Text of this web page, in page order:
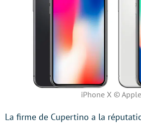
iPhone X © Apple
La firme de Cupertino a la